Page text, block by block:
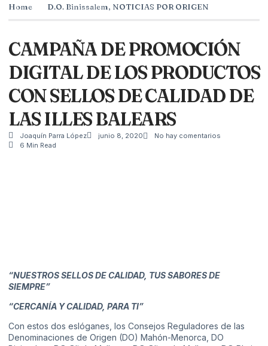
Home D.O. Binissalem, NOTICIAS POR ORIGEN
CAMPAÑA DE PROMOCIÓN
DIGITAL DE LOS PRODUCTOS
CON SELLOS DE CALIDAD DE
LAS ILLES BALEARS
Joaquín Parra López junio 8, 2020
No hay comentarios
6 Min Read
“NUESTROS SELLOS DE CALIDAD, TUS SABORES DE
SIEMPRE”
“CERCANÍA Y CALIDAD, PARA TI”
Con estos dos eslóganes, los Consejos Reguladores de las
Denominaciones de Origen (DO) Mahón-Menorca, DO